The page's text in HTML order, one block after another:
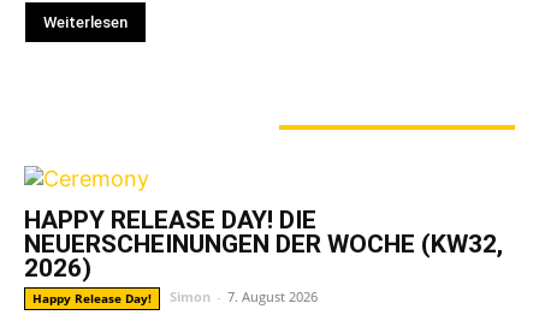
Weiterlesen
HAPPY RELEASE DAY! DIE
NEUERSCHEINUNGEN DER WOCHE (KW32,
2026)
Happy Release Day! Simon - 7. August 2026